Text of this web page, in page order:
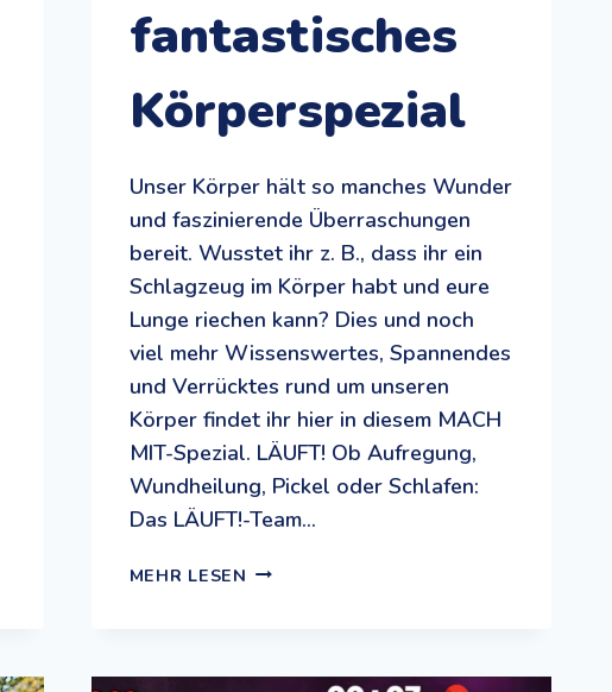
fantastisches
Körperspezial
Unser Körper hält so manches Wunder
und faszinierende Überraschungen
bereit. Wusstet ihr z. B., dass ihr ein
Schlagzeug im Körper habt und eure
Lunge riechen kann? Dies und noch
viel mehr Wissenswertes, Spannendes
und Verrücktes rund um unseren
Körper findet ihr hier in diesem MACH
MIT-Spezial. LÄUFT! Ob Aufregung,
Wundheilung, Pickel oder Schlafen:
Das LÄUFT!-Team…
MEHR LESEN HAARE
UND